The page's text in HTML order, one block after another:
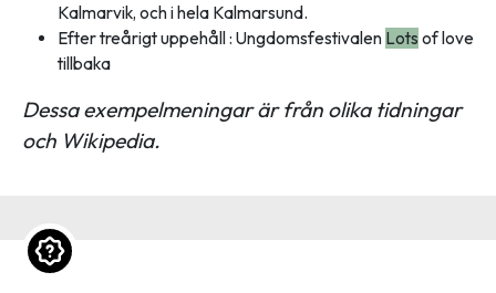
Kalmarvik, och i hela Kalmarsund.
Efter treårigt uppehåll : Ungdomsfestivalen Lots of love
tillbaka
Dessa exempelmeningar är från olika tidningar
och Wikipedia.